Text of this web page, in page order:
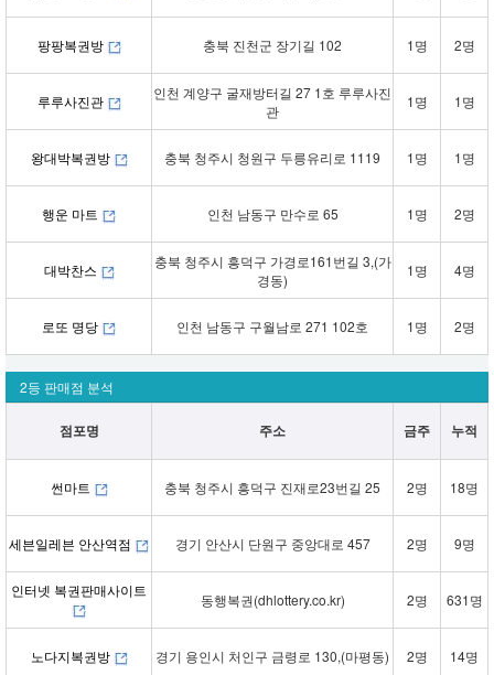
팡팡복권방 충북 진천군 장기길 102 1명 2명
루루사진관
인천 계양구 굴재방터길 27 1호 루루사진
관
1명 1명
왕대박복권방 충북 청주시 청원구 두릉유리로 1119 1명 1명
행운 마트 인천 남동구 만수로 65 1명 2명
대박찬스
충북 청주시 흥덕구 가경로161번길 3,(가
경동)
1명 4명
로또 명당 인천 남동구 구월남로 271 102호 1명 2명
2등 판매점 분석
점포명 주소 금주 누적
썬마트 충북 청주시 흥덕구 진재로23번길 25 2명 18명
세븐일레븐 안산역점 경기 안산시 단원구 중앙대로 457 2명 9명
인터넷 복권판매사이트
동행복권(dhlottery.co.kr) 2명 631명
노다지복권방 경기 용인시 처인구 금령로 130,(마평동) 2명 14명